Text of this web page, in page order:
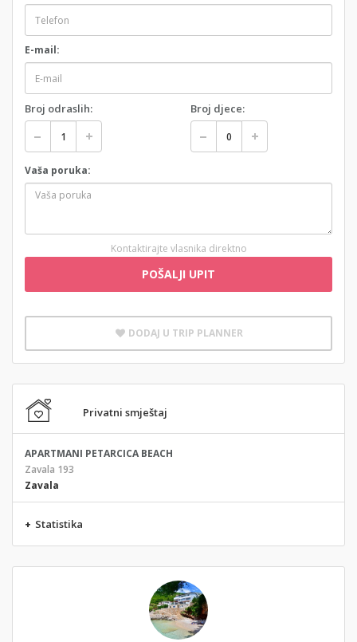
E-mail:
Broj odraslih: Broj djece:
Vaša poruka:
Kontaktirajte vlasnika direktno
POŠALJI UPIT
DODAJ U TRIP PLANNER
Privatni smještaj
APARTMANI PETARCICA BEACH
Zavala 193
Zavala
+ Statistika